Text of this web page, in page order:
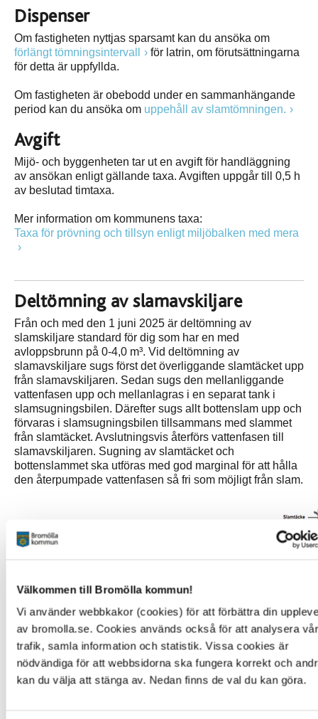
Välkommen till Bromölla kommun!
Vi använder webbkakor (cookies) för att förbättra din
av bromolla.se. Cookies används också för att analysera vår
trafik, samla information och statistik. Vissa cookies är
nödvändiga för att webbsidorna ska fungera korrekt och
kan du välja att stänga av. Nedan finns de val du kan göra.
Dispenser
Om fastigheten nyttjas sparsamt kan du ansöka om
förlängt tömningsintervall
för latrin, om förutsättningarna
för detta är uppfyllda.
Om fastigheten är obebodd under en sammanhängande
period kan du ansöka om uppehåll av slamtömningen.
Avgift
Mijö- och byggenheten tar ut en avgift för handläggning
av ansökan enligt gällande taxa. Avgiften uppgår till 0,5 h
av beslutad timtaxa.
Mer information om kommunens taxa:
Taxa för prövning och tillsyn enligt miljöbalken med mera
Deltömning av slamavskiljare
Från och med den 1 juni 2025 är deltömning av
slamskiljare standard för dig som har en med
avloppsbrunn på 0-4,0 m³. Vid deltömning av
slamavskiljare sugs först det överliggande slamtäcket upp
från slamavskiljaren. Sedan sugs den mellanliggande
vattenfasen upp och mellanlagras i en separat tank i
slamsugningsbilen. Därefter sugs allt bottenslam upp och
förvaras i slamsugningsbilen tillsammans med slammet
från slamtäcket. Avslutningsvis återförs vattenfasen till
slamavskiljaren. Sugning av slamtäcket och
bottenslammet ska utföras med god marginal för att hålla
den återpumpade vattenfasen så fri som möjligt från slam.
Fördelar med deltömning